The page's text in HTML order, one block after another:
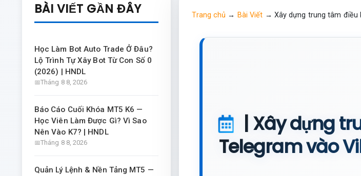
BÀI VIẾT GẦN ĐÂY
Học Làm Bot Auto Trade Ở Đâu?
Lộ Trình Tự Xây Bot Từ Con Số 0
(2026) | HNDL
Tháng 8 8, 2026
Báo Cáo Cuối Khóa MT5 K6 —
Học Viên Làm Được Gì? Vì Sao
Nên Vào K7? | HNDL
Tháng 8 8, 2026
Quản Lý Lệnh & Nền Tảng MT5 —
Trang chủ → Bài Viết → Xây dựng trung tâm điều
| Xây dựng
Telegram vào